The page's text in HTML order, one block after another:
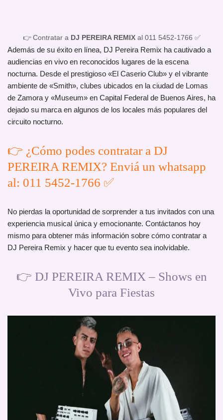
👉 Contratar a DJ PEREIRA REMIXal 011 5452-1766 ✅
Además de su éxito en línea, DJ Pereira Remix ha cautivado a
audiencias en vivo en reconocidos lugares de la escena
nocturna. Desde el prestigioso «El Caserio Club» y el vibrante
ambiente de «Smith», clubes ubicados en la ciudad de Lomas
de Zamora y «Museum» en Capital Federal de Buenos Aires, ha
dejado su marca en algunos de los locales más populares del
circuito nocturno.
👉 ¿Cómo podes contratar a DJ
PEREIRA REMIX? Enviá un whatsapp
al: 011 5452-1766 ✅
No pierdas la oportunidad de sorprender a tus invitados con una
experiencia musical única y emocionante. Contáctanos hoy
mismo para obtener más información sobre cómo contratar a
DJ Pereira Remix y hacer que tu evento sea inolvidable.
👉 DJ PEREIRA REMIX – Shows en
Vivo para Fiestas